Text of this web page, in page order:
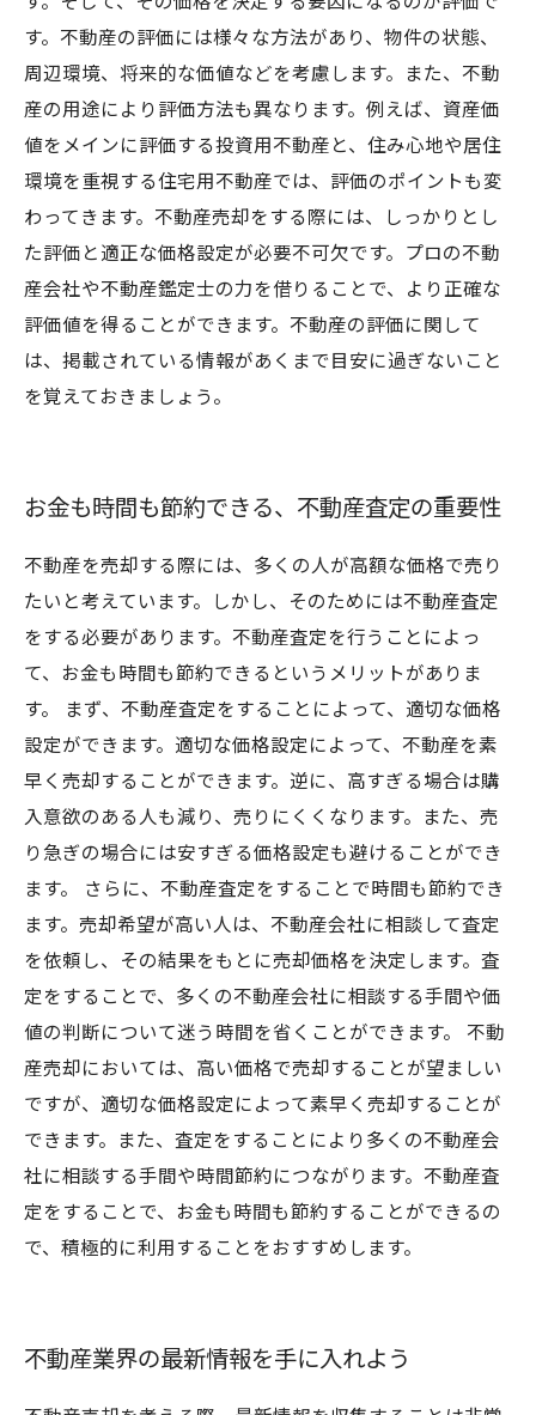
す。不動産の評価には様々な方法があり、物件の状態、
周辺環境、将来的な価値などを考慮します。また、不動
産の用途により評価方法も異なります。例えば、資産価
値をメインに評価する投資用不動産と、住み心地や居住
環境を重視する住宅用不動産では、評価のポイントも変
わってきます。不動産売却をする際には、しっかりとし
た評価と適正な価格設定が必要不可欠です。プロの不動
産会社や不動産鑑定士の力を借りることで、より正確な
評価値を得ることができます。不動産の評価に関して
は、掲載されている情報があくまで目安に過ぎないこと
を覚えておきましょう。
お金も時間も節約できる、不動産査定の重要性
不動産を売却する際には、多くの人が高額な価格で売り
たいと考えています。しかし、そのためには不動産査定
をする必要があります。不動産査定を行うことによっ
て、お金も時間も節約できるというメリットがありま
す。 まず、不動産査定をすることによって、適切な価格
設定ができます。適切な価格設定によって、不動産を素
早く売却することができます。逆に、高すぎる場合は購
入意欲のある人も減り、売りにくくなります。また、売
り急ぎの場合には安すぎる価格設定も避けることができ
ます。 さらに、不動産査定をすることで時間も節約でき
ます。売却希望が高い人は、不動産会社に相談して査定
を依頼し、その結果をもとに売却価格を決定します。査
定をすることで、多くの不動産会社に相談する手間や価
値の判断について迷う時間を省くことができます。 不動
産売却においては、高い価格で売却することが望ましい
ですが、適切な価格設定によって素早く売却することが
できます。また、査定をすることにより多くの不動産会
社に相談する手間や時間節約につながります。不動産査
定をすることで、お金も時間も節約することができるの
で、積極的に利用することをおすすめします。
不動産業界の最新情報を手に入れよう